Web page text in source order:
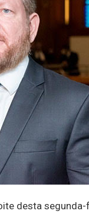
desta